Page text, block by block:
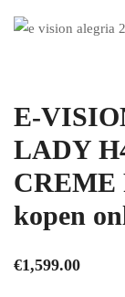
E-
LADY
CREME
kopen
€1,599.00